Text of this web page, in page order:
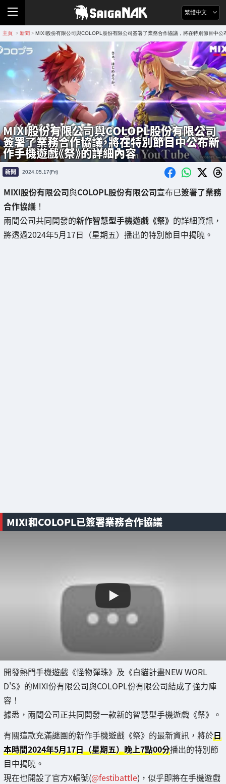
繁體中文
主頁 > 新聞 > MIXI股份有限公司與COLOPL股份有限公司簽署了業務合作協議，將在特別節目中公
MIXI股份有限公司與COLOPL股份有限公司
簽署了業務合作協議，將在特別節目中公布新
作手機遊戲《祭》的詳細內容
新聞 2024.05.17(Fri)
MIXI股份有限公司與COLOPL股份有限公司宣布已簽署了業務
合作協議 ！
兩間公司共同開發的新作智慧型手機遊戲《祭》 的詳細資訊，
將透過2024年5月17日（星期五）播出的特別節目中揭曉。
MIXI和COLOPL已簽署業務合作協議
開發熱門手機遊戲《怪物彈珠》及《白貓計畫NEW WORL
D'S》的MIXI份有限公司與COLOPL份有限公司結成了強力陣
容！
據悉，兩間公司正共同開發一款新的智慧型手機遊戲《祭》。
有關這款充滿謎團的新作手機遊戲《祭》的最新資訊，將於日
本時間2024年5月17日（星期五）晚上7點00分播出的特別節
目中揭曉。
現在也開設了官方X帳號(@festibattle)，似乎即將在手機遊戲